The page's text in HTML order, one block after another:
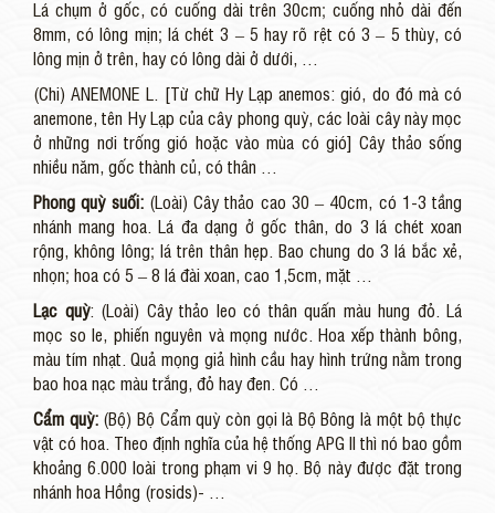
Lá chụm ở gốc, có cuống dài trên 30cm; cuống nhỏ dài đến
8mm, có lông mịn; lá chét 3 – 5 hay rõ rệt có 3 – 5 thùy, có
lông mịn ở trên, hay có lông dài ở dưới, …
(Chi) ANEMONE L. [Từ chữ Hy Lạp anemos: gió, do đó mà có
anemone, tên Hy Lạp của cây phong quỳ, các loài cây này mọc
ở những nơi trống gió hoặc vào mùa có gió] Cây thảo sống
nhiều năm, gốc thành củ, có thân …
Phong quỳ suối:(Loài) Cây thảo cao 30 – 40cm, có 1-3 tầng
nhánh mang hoa. Lá đa dạng ở gốc thân, do 3 lá chét xoan
rộng, không lông; lá trên thân hẹp. Bao chung do 3 lá bắc xẻ,
nhọn; hoa có 5 – 8 lá đài xoan, cao 1,5cm, mặt …
Lạc quỳ: (Loài) Cây thảo leo có thân quấn màu hung đỏ. Lá
mọc so le, phiến nguyên và mọng nước. Hoa xếp thành bông,
màu tím nhạt. Quả mọng giả hình cầu hay hình trứng nằm trong
bao hoa nạc màu trắng, đỏ hay đen. Có …
Cẩm quỳ:(Bộ) Bộ Cẩm quỳ còn gọi là Bộ Bông là một bộ thực
vật có hoa. Theo định nghĩa của hệ thống APG II thì nó bao gồm
khoảng 6.000 loài trong phạm vi 9 họ. Bộ này được đặt trong
nhánh hoa Hồng (rosids)- …